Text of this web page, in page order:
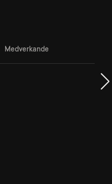
Medverkande